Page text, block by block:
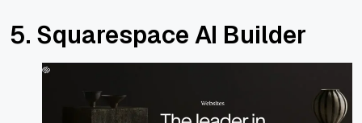
5. Squarespace AI Builder